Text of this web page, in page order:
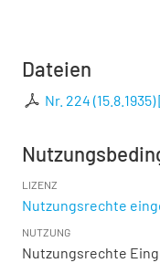
Dateien
Nr. 224 (15.8.1935)
LIZENZ
Nutzungsrechte
NUTZUNG
Nutzungsrechte